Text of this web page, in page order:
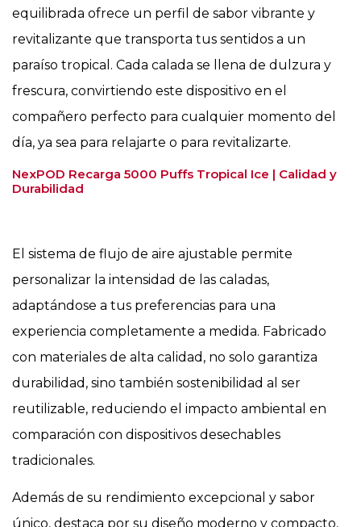
equilibrada ofrece un perfil de sabor vibrante y
revitalizante que transporta tus sentidos a un
paraíso tropical. Cada calada se llena de dulzura y
frescura, convirtiendo este dispositivo en el
compañero perfecto para cualquier momento del
día, ya sea para relajarte o para revitalizarte.
NexPOD Recarga 5000 Puffs Tropical Ice | Calidad y
Durabilidad
El sistema de flujo de aire ajustable permite
personalizar la intensidad de las caladas,
adaptándose a tus preferencias para una
experiencia completamente a medida. Fabricado
con materiales de alta calidad, no solo garantiza
durabilidad, sino también sostenibilidad al ser
reutilizable, reduciendo el impacto ambiental en
comparación con dispositivos desechables
tradicionales.
Además de su rendimiento excepcional y sabor
único, destaca por su diseño moderno y compacto,